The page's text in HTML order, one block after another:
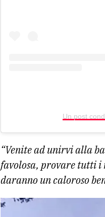
Un post
“Venite ad unirvi alla
favolosa, provare tutti i
daranno un caloroso